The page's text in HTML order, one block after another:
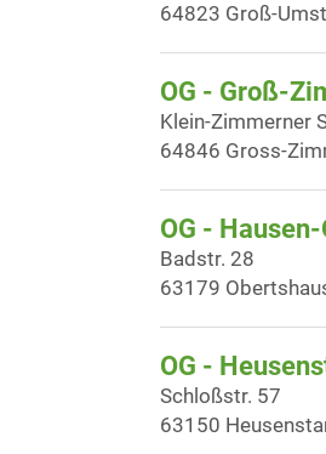
64823 Groß-
OG - Groß-
Klein-Zimmerner
64846 Gross-
OG -
Badstr. 28
63179
OG -
Schloßstr. 57
63150